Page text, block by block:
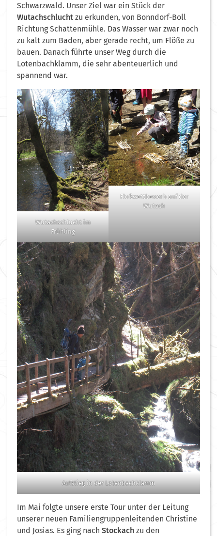
Schwarzwald. Unser Ziel war ein Stück der
Wutachschlucht zu erkunden, von Bonndorf-Boll
Richtung Schattenmühle. Das Wasser war zwar noch
zu kalt zum Baden, aber gerade recht, um Flöße zu
bauen. Danach führte unser Weg durch die
Lotenbachklamm, die sehr abenteuerlich und
spannend war.
Wutachschlucht im
Frühling
Floßwettbewerb auf der
Wutach
Aufstieg in der Lotenbachklamm
Im Mai folgte unsere erste Tour unter der Leitung
unserer neuen Familiengruppenleitenden Christine
und Josias. Es ging nach Stockach zu den